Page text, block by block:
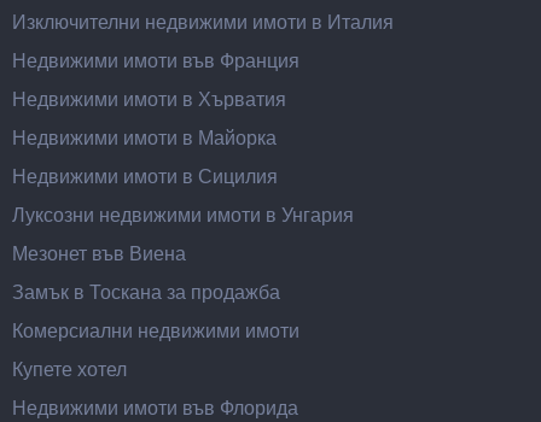
Изключителни недвижими имоти в Италия
Недвижими имоти във Франция
Недвижими имоти в Хърватия
Недвижими имоти в Майорка
Недвижими имоти в Сицилия
Луксозни недвижими имоти в Унгария
Мезонет във Виена
Замък в Тоскана за продажба
Комерсиални недвижими имоти
Купете хотел
Недвижими имоти във Флорида